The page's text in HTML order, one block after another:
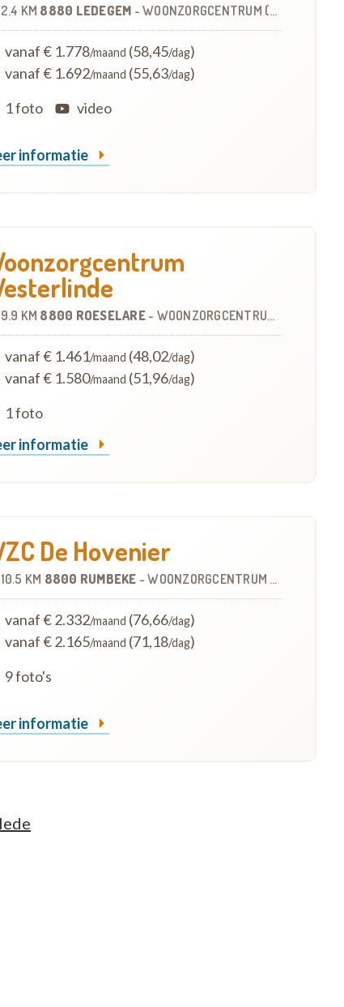
2.4 KM 8880 LEDEGEM -WOONZORGCENTRUM (WZC)
vanaf € 1.778/maand (58,45/dag)
vanaf € 1.692/maand (55,63/dag)
1 foto
video
informatie
9.9 KM 8800 ROESELARE - WOONZORGCENTRUM (WZC)
vanaf € 1.461/maand (48,02/dag)
vanaf € 1.580/maand (51,96/dag)
1 foto
informatie
De Hovenier
10.5 KM 8800 RUMBEKE -WOONZORGCENTRUM (WZC)
vanaf € 2.332/maand (76,66/dag)
vanaf € 2.165/maand (71,18/dag)
9 foto's
informatie